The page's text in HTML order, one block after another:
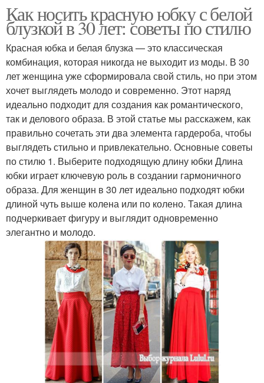
Как носить красную юбку с белой
блузкой в 30 лет: советы по стилю
Красная юбка и белая блузка — это классическая
комбинация, которая никогда не выходит из моды. В 30
лет женщина уже сформировала свой стиль, но при этом
хочет выглядеть молодо и современно. Этот наряд
идеально подходит для создания как романтического,
так и делового образа. В этой статье мы расскажем, как
правильно сочетать эти два элемента гардероба, чтобы
выглядеть стильно и привлекательно. Основные советы
по стилю 1. Выберите подходящую длину юбки Длина
юбки играет ключевую роль в создании гармоничного
образа. Для женщин в 30 лет идеально подходят юбки
длиной чуть выше колена или по колено. Такая длина
подчеркивает фигуру и выглядит одновременно
элегантно и молодо.